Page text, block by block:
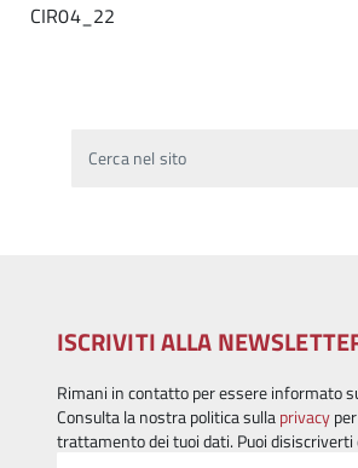
CIR04_22
Cerca nel sito
ISCRIVITI ALLA
Rimani in contatto per essere informato
Consulta la nostra politica sullaprivacyper
trattamento dei tuoi dati. Puoi disiscriverti